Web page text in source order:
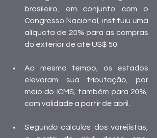
brasileiro, em conjunto com o
Congresso Nacional,
instituiu uma
alíquota de 20% para as compras
do exterior de até US$ 50.
Ao mesmo tempo, os estados
elevaram sua tributação, por
meio do ICMS, também para 20%,
com validade a partir de abril.
Segundo cálculos dos varejistas,